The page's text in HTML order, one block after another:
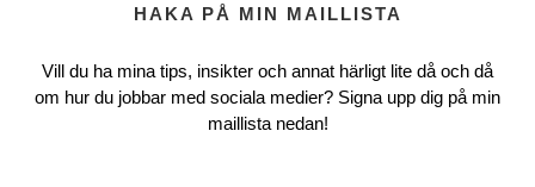
HAKA PÅ MIN MAILLISTA
Vill du ha mina tips, insikter och annat härligt lite då och då
om hur du jobbar med sociala medier? Signa upp dig på min
maillista nedan!